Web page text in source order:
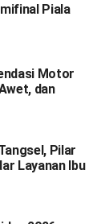
Piala
Motor
dan
Pilar
Layanan Ibu